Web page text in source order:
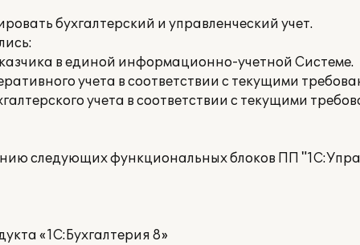
бухгалтерский и управленческий учет.
в единой информационно-учетной Системе.
учета в соответствии с текущими
учета в соответствии с текущими
следующих функциональных блоков ПП
«1С:Бухгалтерия 8»